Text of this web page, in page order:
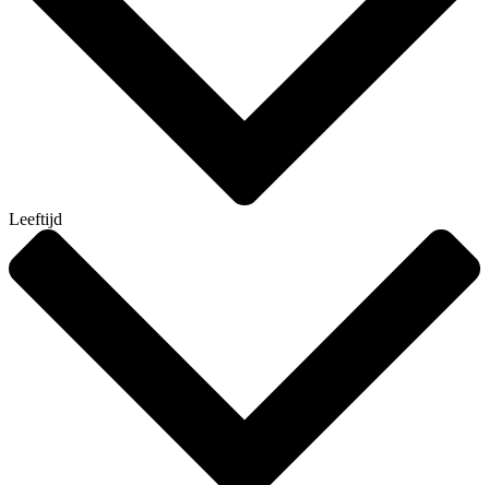
Leeftijd